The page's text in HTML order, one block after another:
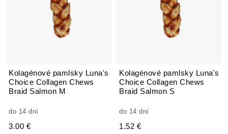
Kolagénové pamlsky Luna's
Choice Collagen Chews
Braid Salmon M
do 14 dní
3.00 €
Kolagénové pamlsky Luna's
Choice Collagen Chews
Braid Salmon S
do 14 dní
1.52 €